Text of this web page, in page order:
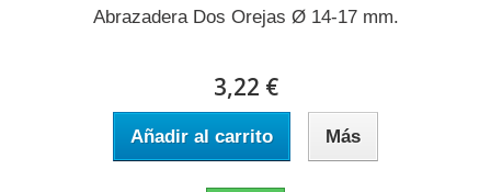
Abrazadera Dos Orejas Ø 14-17 mm.
3,22 €
Añadir al carrito Más